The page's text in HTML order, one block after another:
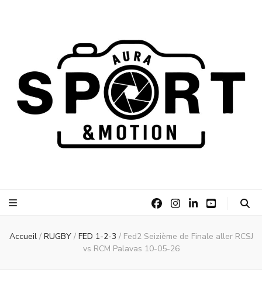
&Motion
Accueil / RUGBY / FED 1-2-3 / Fed2 Seizième de Finale aller RCSJ
vs RCM Palavas 10-05-26